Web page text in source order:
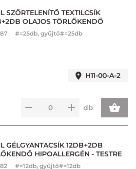
SZŐRTELENÍTŐ TEXTILCSÍK
OLAJOS TÖRLŐKENDŐ
#=25db, gyűjtő#=25db
H11-00-A-2
db
GÉLGYANTACSÍK 12DB+2DB
HIPOALLERGÉN - TESTRE
#=12db, gyűjtő#=12db